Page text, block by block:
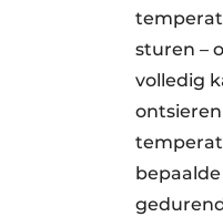
sturen –
volledig